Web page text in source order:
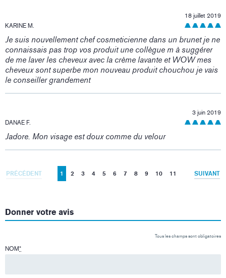
KARINE M.
18 juillet 2019
Je suis nouvellement chef cosmeticienne dans un brunet je ne
connaissais pas trop vos produit une collègue m à suggérer
de me laver les cheveux avec la crème lavante et WOW mes
cheveux sont superbe mon nouveau produit chouchou je vais
le conseiller grandement
DANAE F.
3 juin 2019
Jadore. Mon visage est doux comme du velour
PRÉCÉDENT 1 2 3 4 5 6 7 8 9 10 11 SUIVANT
Donner votre avis
Tous les champs sont obligatoires
NOM*